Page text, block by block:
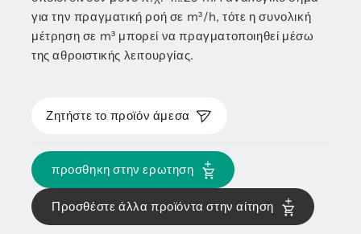
για την πραγματική ροή σε m³/h, τότε η συνολική
μέτρηση σε m³ μπορεί να πραγματοποιηθεί μέσω
της αθροιστικής λειτουργίας.
Ζητήστε το προϊόν άμεσα
προσθηκη στην ερωτηση
Προσθέστε άλλα προϊόντα στην αίτηση